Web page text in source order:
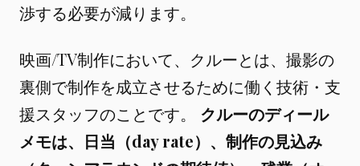
渉する必要が減ります。
映画/TV制作において、クルーとは、撮影の
裏側で制作を成立させるために働く技術・支
援スタッフのことです。 クルーのディール
メモは、日当（day rate）、制作の見込み